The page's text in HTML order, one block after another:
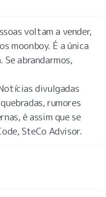
voltam a vender,
moonboy. É a única
abrandarmos,
divulgadas
rumores
é assim que se
SteCo Advisor.